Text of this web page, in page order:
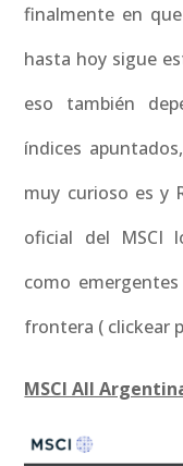
finalmente en
hasta hoy sigue
eso también
índices
muy curioso es y
oficial del MSCI
como
frontera ( clickear
MSCI All